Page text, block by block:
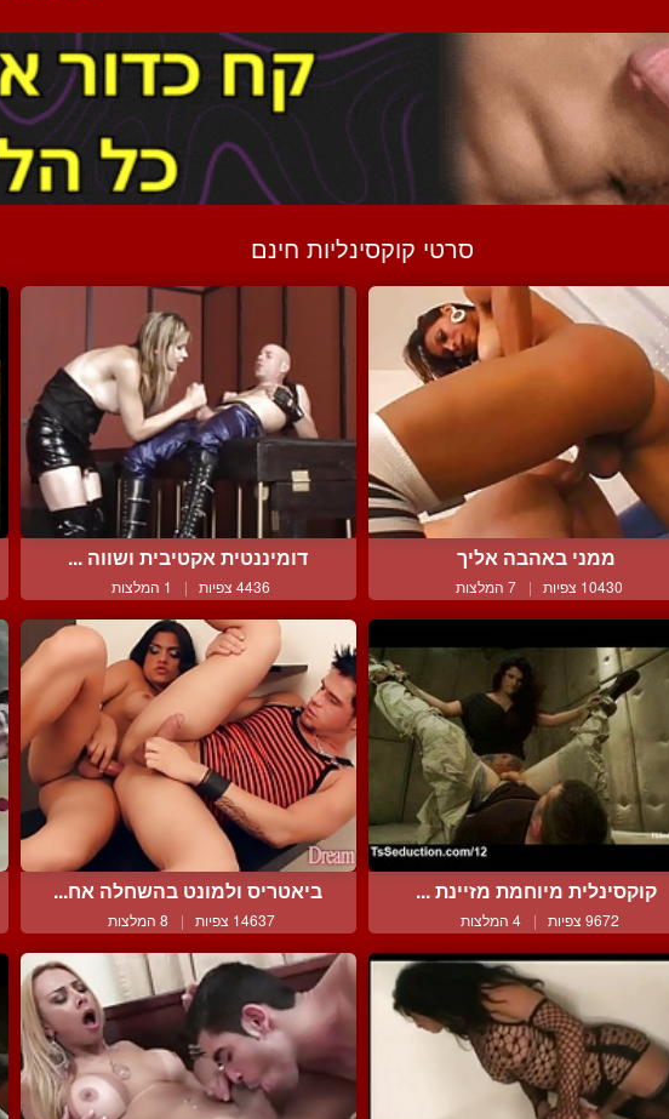
סרטי קוקסינליות חינם
ממני באהבה אליך
10430 צפיות | 7 המלצות
דומיננטית אקטיבית ושווה ...
4436 צפיות | 1 המלצות
קוקסינלית מיוחמת מזיינת ...
9672 צפיות | 4 המלצות
ביאטריס ולמונט בהשחלה אח...
14637 צפיות | 8 המלצות